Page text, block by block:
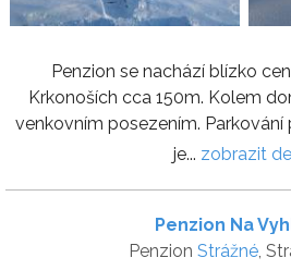
Penzion se nachází blízko
Krkonoších cca 150m. Kolem
venkovním posezením. Parkování
je... zobrazit
Penzion Na
Penzion Strážné,